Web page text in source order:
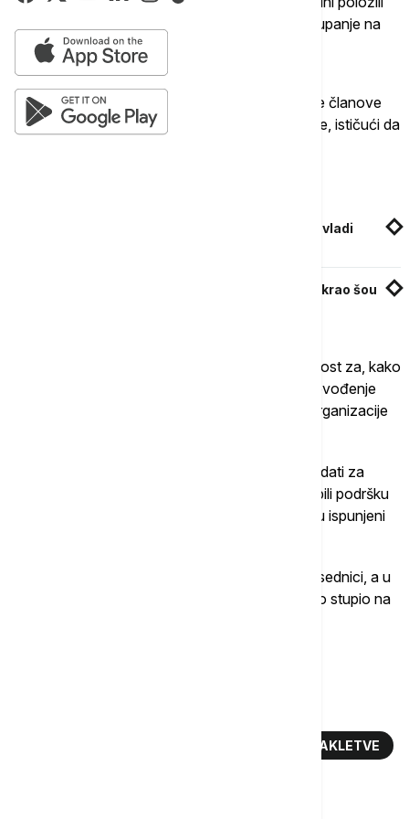
zakletvu, čime je i zvanično potvrđeno njeno stupanje na
dužnost, saopšteno je parlamenta Mađarske.
Novoizabrani premijer Peter Mađar predstavio je članove
svog kabineta pre ceremonije polaganja zakletve, ističući da
Mađar: Četvoro ministara u novoj mađarskoj vladi
Ludi mađarski ples deo drugi: Žolt Hegeduš ukrao šou
On je ocenio da nova vlada preuzima odgovornost za, kako
je naveo, "obnovu poverenja u institucije" i sprovođenje
reformi u državnoj upravi, uz najavu promene organizacije
Poslanici su prethodno konstatovali da su kandidati za
ministre prošli skupštinska saslušanja i da su dobili podršku
nadležnih odbora, nakon čega je utvrđeno da su ispunjeni
Predsednik Mađarske Tamaš nije prisustvovao sednici, a u
parlamentu je saopšteno da je kabinet i zvanično stupio na
POLAGANJE ZAKLETVE